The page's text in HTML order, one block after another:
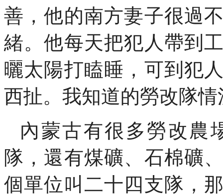
善，他的南方妻子很過
緒。他每天把犯人帶到
曬太陽打瞌睡，可到犯
西扯。我知道的勞改隊
內蒙古有很多勞改農
隊，還有煤礦、石棉礦
個單位叫二十四支隊，